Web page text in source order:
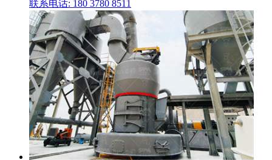
联系电话: 180 3780 8511